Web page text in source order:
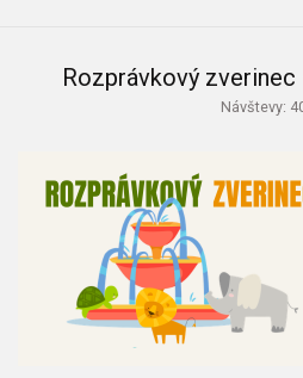
Rozprávkový
Návštevy: